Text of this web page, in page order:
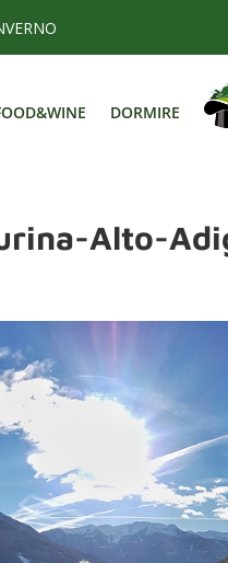
DORMIRE
DORMIRE
Alto-